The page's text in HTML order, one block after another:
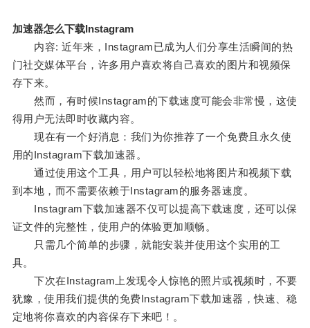
加速器怎么下载Instagram
内容: 近年来，Instagram已成为人们分享生活瞬间的热
门社交媒体平台，许多用户喜欢将自己喜欢的图片和视频保
存下来。
然而，有时候Instagram的下载速度可能会非常慢，这使
得用户无法即时收藏内容。
现在有一个好消息：我们为你推荐了一个免费且永久使
用的Instagram下载加速器。
通过使用这个工具，用户可以轻松地将图片和视频下载
到本地，而不需要依赖于Instagram的服务器速度。
Instagram下载加速器不仅可以提高下载速度，还可以保
证文件的完整性，使用户的体验更加顺畅。
只需几个简单的步骤，就能安装并使用这个实用的工
具。
下次在Instagram上发现令人惊艳的照片或视频时，不要
犹豫，使用我们提供的免费Instagram下载加速器，快速、稳
定地将你喜欢的内容保存下来吧！。